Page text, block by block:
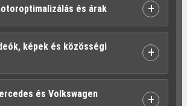
és árak +
képek és közösségi
+
és Volkswagen
+